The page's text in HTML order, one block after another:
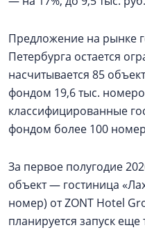
Предложение на рынке
Петербурга остается
насчитывается 85
фондом 19,6 тыс.
классифицированные
фондом более 100
За первое полугодие
объект — гостиница
номер) от ZONT Hotel
планируется запуск